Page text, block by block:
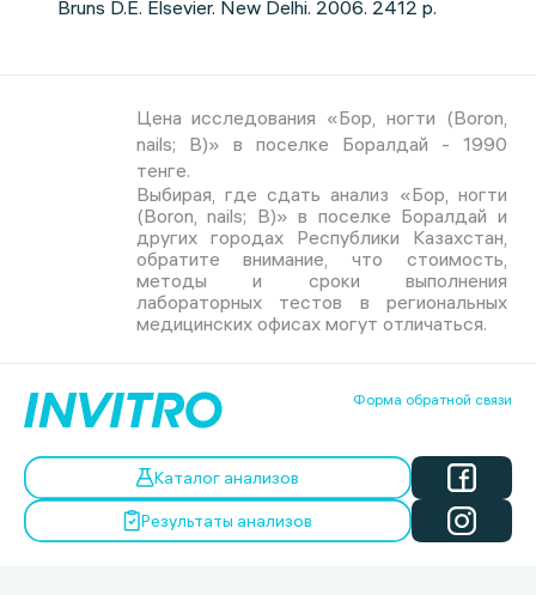
Bruns D.E. Elsevier. New Delhi. 2006. 2412 p.
Цена исследования «Бор, ногти (Boron,
nails; B)» в поселке Боралдай - 1990
тенге.
Выбирая, где сдать анализ «Бор, ногти
(Boron, nails; B)» в поселке Боралдай и
других городах Республики Казахстан,
обратите внимание, что стоимость,
методы и сроки выполнения
лабораторных тестов в региональных
медицинских офисах могут отличаться.
Форма обратной связи
Каталог анализов
Результаты анализов